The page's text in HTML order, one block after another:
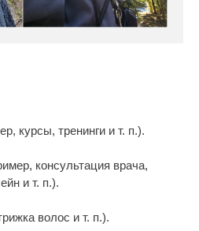
курсы, тренинги и т. п.).
консультация врача,
и т. п.).
волос и т. п.).